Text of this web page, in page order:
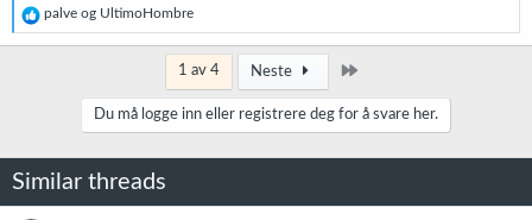
R
e
a
r
palve og UltimoHombre
1 av 4 Neste
Du må logge inn eller registrere deg for å svare her.
Similar threads